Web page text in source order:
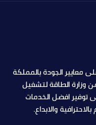
الجودة بالمملكة
وزارة الطاقة لتشغيل
توفير افضل الخدمات
والابداع.